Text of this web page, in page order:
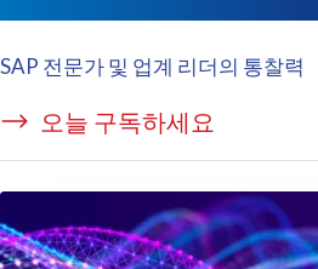
SAP 전문가 및 업계 리더의 통찰력
오늘 구독하세요